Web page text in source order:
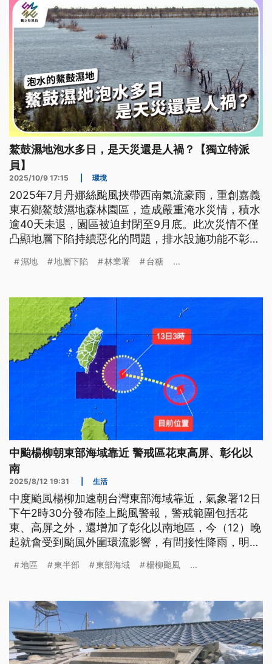
鰲鼓濕地泡水多日，是天災還是人禍？【獨立特派
員】
2025/10/9 17:15 環境
2025年7月丹娜絲颱風挾帶西南氣流豪雨，重創嘉義
東石鄉鰲鼓濕地森林園區，造成嚴重淹水災情，積水
逾40天未退，園區被迫封閉至9月底。此次災情不僅
凸顯地層下陷持續惡化的問題，排水設施功能不彰、
重危機更一一浮現。這片每年吸引近300種鳥類造訪
驗，候鳥季前景令人憂心。
濕地 地層下陷 林業署 台糖 ...
中颱楊柳朝東部海域靠近 警戒區花東高屏、彰化以
南
2025/8/12 19:31 生活
中度颱風楊柳加速朝台灣東部海域靠近，氣象署12日
下午2時30分發布陸上颱風警報，警戒範圍包括花
東、高屏之外，還增加了彰化以南地區，今（12）晚
起就會受到颱風外圍環流影響，有間接性降雨，明
雨；預估中午前後登陸台東附近，包括東半部、嘉義
地區 東半部 東部海域 楊柳颱風 ...